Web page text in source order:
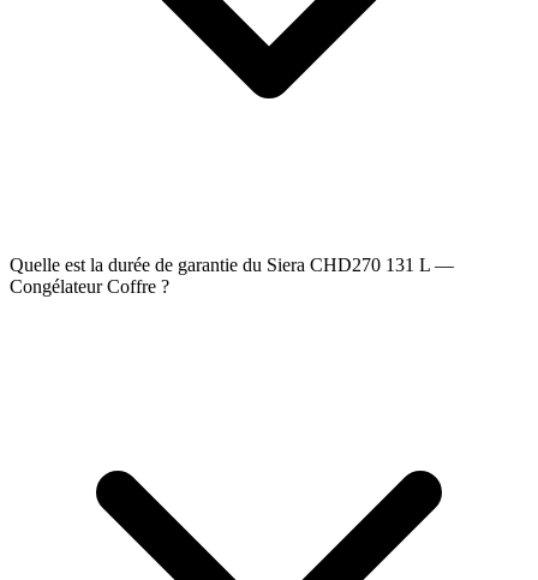
Quelle est la durée de garantie du Siera CHD270 131 L —
Congélateur Coffre ?